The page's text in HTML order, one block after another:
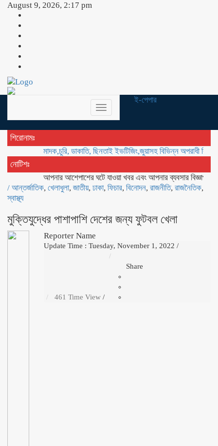
August 9, 2026, 2:17 pm
Toggle
navigation
ই-পেপার
শিরোনামঃ
মাদক,চুরি, ডাকাতি, ছিনতাই ইভটিজিং,জুয়াসহ বিভিন্ন অপরাধী বিরুদ্ধে
নোটিশঃ
আপনার আশেপাশের ঘটে যাওয়া খবর এবং আপনার ব্যবসার বিজ্ঞাপন
/ আন্তর্জাতিক, খেলাধুলা, জাতীয়, ঢাকা, ফিচার, বিনোদন, রাজনীতি, রাজনৈতিক,
স্বাস্থ্য
মুক্তিযুদ্ধের পাশাপাশি দেশের জন্য ফুটবল খেলা
Reporter Name
Update Time : Tuesday, November 1, 2022 /
461 Time View/
Share